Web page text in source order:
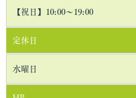
ご本人の照会
お客さまがご本人の個人情報の
れる場合には、ご本人であるこ
【祝日】10:00～19:00
定休日
水曜日